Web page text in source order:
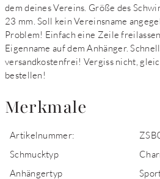
dem deines Vereins. Größe des
23 mm. Soll kein Vereinsname
Problem! Einfach eine Zeile
Eigenname auf dem Anhänger.
versandkostenfrei! Vergiss nicht,
bestellen!
Merkmale
Artikelnummer:
Schmucktyp
Anhängertyp